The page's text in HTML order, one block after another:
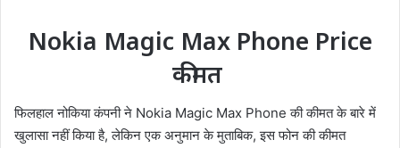
Nokia Magic Max Phone Price
कीमत
फिलहाल नोकिया कंपनी ने Nokia Magic Max Phone की कीमत के बारे में
खुलासा नहीं किया है, लेकिन एक अनुमान के मुताबिक, इस फोन की कीमत